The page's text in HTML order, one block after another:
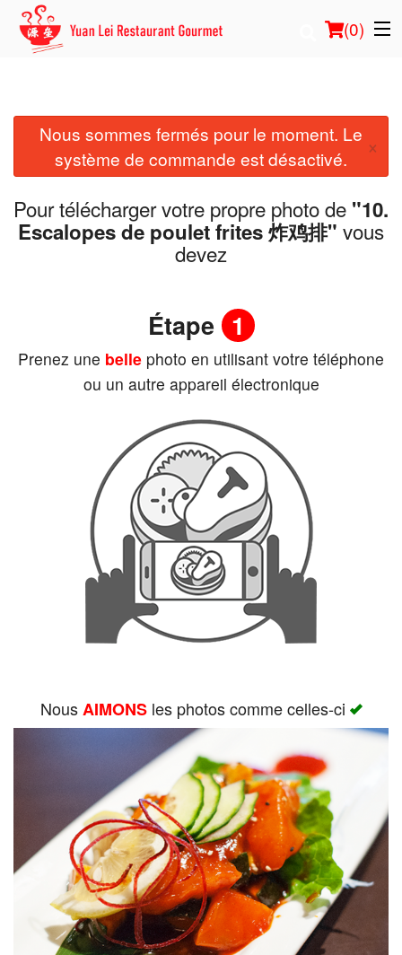
(0)
Commander en ligne
Emplacement
Français
Panier (0)
Nous sommes fermés pour le moment. Le
système de commande est désactivé.
×
Pour télécharger votre propre photo de "10.
Escalopes de poulet frites 炸鸡排" vous
devez
Étape 1
Prenez une belle photo en utilisant votre téléphone
ou un autre appareil électronique
NousAIMONSles photos comme celles-ci